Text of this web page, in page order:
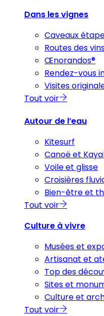
Dans les vignes
Caveaux
Routes des
Œnorandos®
Rendez-vous
Visites
Tout voir
Autour de l’eau
Kitesurf
Canoë et
Voile et glisse
Croisières
Bien-être et
Tout voir
Culture à vivre
Musées et
Artisanat et
Top des
Sites et
Culture et
Tout voir